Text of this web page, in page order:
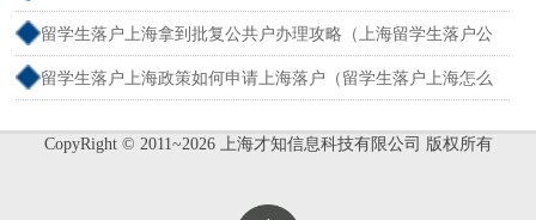
海最快多久）
留学生落户上海拿到批复公共户办理攻略（上海留学生落户公
函）
留学生落户上海政策如何申请上海落户（留学生落户上海怎么
CopyRight © 2011~2026 上海才知信息科技有限公司 版权所有